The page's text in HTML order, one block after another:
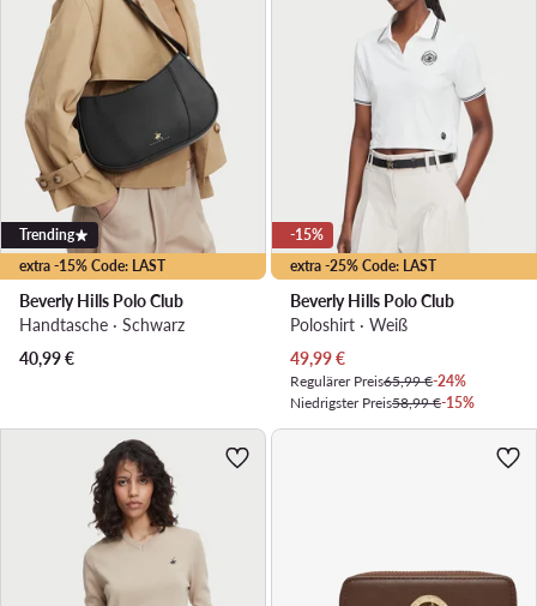
extra -15% Code: LAST
Trending
Beverly Hills Polo Club
Handtasche · Schwarz
40,99€
extra -25% Code: LAST
-15%
Beverly Hills Polo Club
Poloshirt · Weiß
Aktueller Preis
49,99€
Regulärer Preis65,99 €-24%
Niedrigster Preis58,99 €-15%